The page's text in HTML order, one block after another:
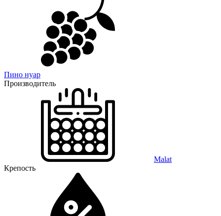
Пино нуар
Производитель
Malat
Крепость